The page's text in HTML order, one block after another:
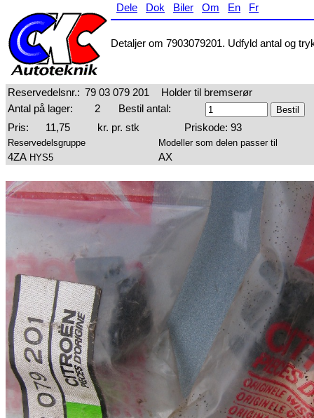
Dele Dok Biler Om En Fr
Detaljer om 7903079201. Udfyld antal og
Reservedelsnr.: 79 03 079 201
Holder til bremserør
Antal på lager:
2
Bestil antal:
Pris:
11,75 kr. pr. stk Priskode: 93
Reservedelsgruppe Modeller som delen passer til
4ZA HYS5 AX